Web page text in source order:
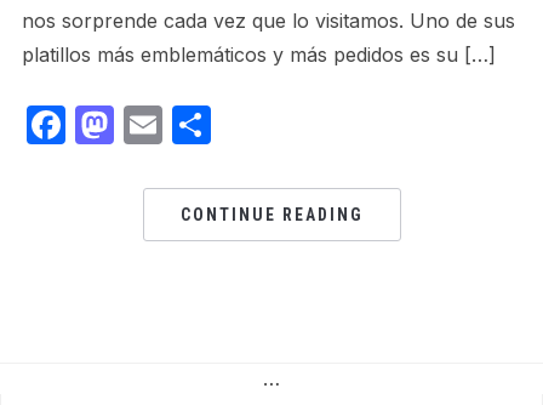
nos sorprende cada vez que lo visitamos. Uno de sus
platillos más emblemáticos y más pedidos es su […]
Facebook
Mastodon
EmailShare
CONTINUE READING
…